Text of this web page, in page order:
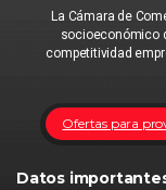
La Cámara de
socioeconómico
competitividad
Ofertas para
Datos